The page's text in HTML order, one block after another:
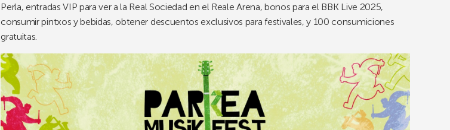
Perla, entradas VIP para ver a la Real Sociedad en el Reale Arena, bonos para el BBK Live 2025,
consumir pintxos y bebidas, obtener descuentos exclusivos para festivales, y 100 consumiciones
gratuitas.